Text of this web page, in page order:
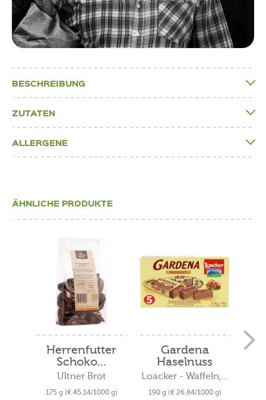
BESCHREIBUNG
ZUTATEN
ALLERGENE
ÄHNLICHE PRODUKTE
Herrenfutter
Schoko...
Ultner Brot
175 g (€ 45,14/1000 g)
Gardena
Haselnuss
Loacker - Waffeln,...
190 g (€ 26,84/1000 g)